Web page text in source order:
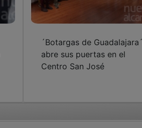
´Botargas de Guadalajara´
abre sus puertas en el
Centro San José